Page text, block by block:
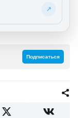
↗
Подписаться